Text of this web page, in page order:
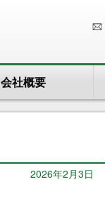
会社概要
2026年2月3日